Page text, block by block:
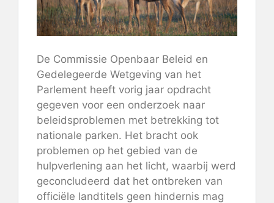
De Commissie Openbaar Beleid en
Gedelegeerde Wetgeving van het
Parlement heeft vorig jaar opdracht
gegeven voor een onderzoek naar
beleidsproblemen met betrekking tot
nationale parken. Het bracht ook
problemen op het gebied van de
hulpverlening aan het licht, waarbij werd
geconcludeerd dat het ontbreken van
officiële landtitels geen hindernis mag